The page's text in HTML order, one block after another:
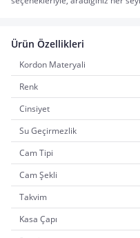
Ürün Özellikleri
Kordon Materyali
Renk
Cinsiyet
Su Geçirmezlik
Cam Tipi
Cam Şekli
Takvim
Kasa Çapı